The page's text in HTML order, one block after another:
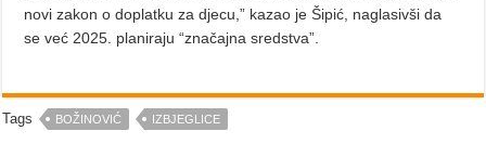
novi zakon o doplatku za djecu,” kazao je Šipić, naglasivši da
se već 2025. planiraju “značajna sredstva”.
Tags BOŽINOVIĆ IZBJEGLICE